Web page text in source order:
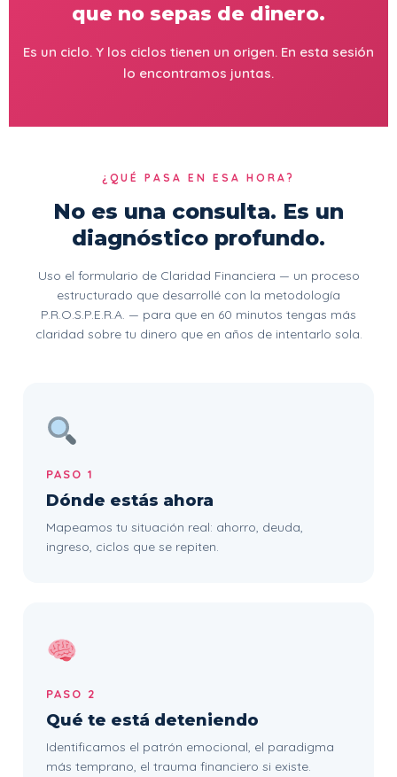
que no sepas de dinero.
Es un ciclo. Y los ciclos tienen un origen. En esta sesión
lo encontramos juntas.
¿QUÉ PASA EN ESA HORA?
No es una consulta. Es un
diagnóstico profundo.
Uso el formulario de Claridad Financiera — un proceso
estructurado que desarrollé con la metodología
P.R.O.S.P.E.R.A. — para que en 60 minutos tengas más
claridad sobre tu dinero que en años de intentarlo sola.
PASO 1
Dónde estás ahora
Mapeamos tu situación real: ahorro, deuda,
ingreso, ciclos que se repiten.
PASO 2
Qué te está deteniendo
Identificamos el patrón emocional, el paradigma
más temprano, el trauma financiero si existe.